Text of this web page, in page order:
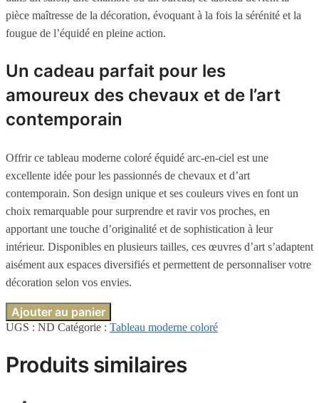
pièce maîtresse de la décoration, évoquant à la fois la sérénité et la
fougue de l’équidé en pleine action.
Un cadeau parfait pour les
amoureux des chevaux et de l’art
contemporain
Offrir ce tableau moderne coloré équidé arc-en-ciel est une
excellente idée pour les passionnés de chevaux et d’art
contemporain. Son design unique et ses couleurs vives en font un
choix remarquable pour surprendre et ravir vos proches, en
apportant une touche d’originalité et de sophistication à leur
intérieur. Disponibles en plusieurs tailles, ces œuvres d’art s’adaptent
aisément aux espaces diversifiés et permettent de personnaliser votre
décoration selon vos envies.
Ajouter au panier
UGS : ND Catégorie : Tableau moderne coloré
Produits similaires